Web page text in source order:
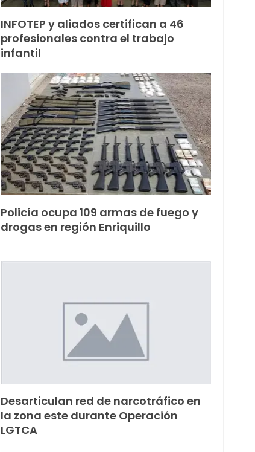
INFOTEP y aliados certifican a 46
profesionales contra el trabajo
infantil
Policía ocupa 109 armas de fuego y
drogas en región Enriquillo
Desarticulan red de narcotráfico en
la zona este durante Operación
LGTCA